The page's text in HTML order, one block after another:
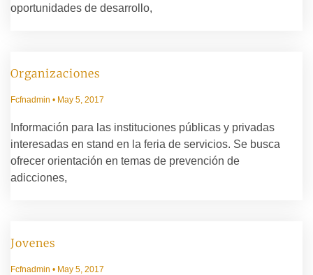
oportunidades de desarrollo,
Organizaciones
Fcfnadmin May 5, 2017
Información para las instituciones públicas y privadas
interesadas en stand en la feria de servicios. Se busca
ofrecer orientación en temas de prevención de
adicciones,
Jovenes
Fcfnadmin May 5, 2017